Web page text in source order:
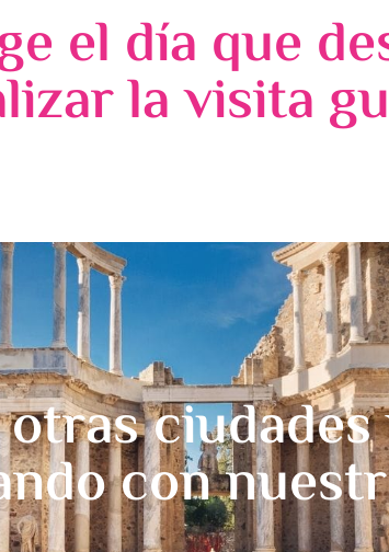
el día que
la visita
con